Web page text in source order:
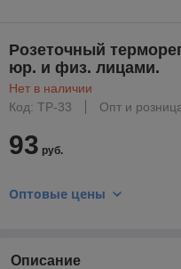
Розеточный
юр. и физ. лицами.
Нет в наличии
Код: ТР-33
Опт и
93 руб.
Оптовые цены
Описание